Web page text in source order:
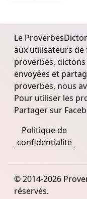
Le
aux utilisateurs de
proverbes,
envoyées et
proverbes, nous
Pour utiliser les
Partager sur
Politique de
confidentialité
© 2014-2026
réservés.